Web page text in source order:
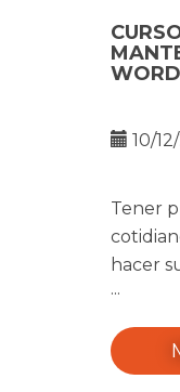
10/
Tener
hacer